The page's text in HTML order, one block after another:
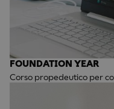
FOUNDATION YEAR
Corso propedeutico per